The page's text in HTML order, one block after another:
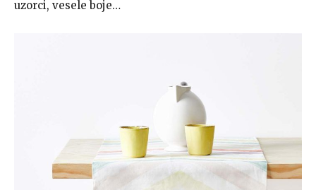
uzorci, vesele boje…